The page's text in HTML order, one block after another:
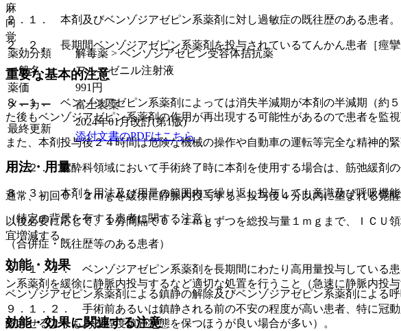
２．１． 本剤及びベンゾジアゼピン系薬剤に対し過敏症の既往歴のある患者。
２．２． 長期間ベンゾジアゼピン系薬剤を投与されているてんかん患者［痙攣
重要な基本的注意
８．１． ベンゾジアゼピン系薬剤によっては消失半減期が本剤の半減期（約
た後もベンゾジアゼピン系薬剤の作用が再出現する可能性があるので患者を監
また、本剤投与後２４時間は危険な機械の操作や自動車の運転等完全な精神的
８．２． 麻酔科領域において手術終了時に本剤を使用する場合は、筋弛緩剤の
８．３． 本剤を用法及び用量の範囲内で繰り返し投与しても意識及び呼吸機
（特定の背景を有する患者に関する注意）
（合併症・既往歴等のある患者）
９．１．１． ベンゾジアゼピン系薬剤を長期間にわたり高用量投与している
ン系薬剤を緩徐に静脈内投与するなど適切な処置を行うこと（急速に静脈内投
９．１．２． 手術前あるいは鎮静される前の不安の程度が高い患者、特に冠
醒させるよりもある程度鎮静状態を保つほうが良い場合が多い）。
麻
向
覚
薬効分類
解毒薬 > ベンゾジアゼピン受容体拮抗薬
一般名
フルマゼニル注射液
薬価
991 円
メーカー
富士製薬
最終更新
2024年01月改訂(第1版)
添付文書のPDFはこちら
用法・用量
通常、初回０．２ｍｇを緩徐に静脈内投与する。投与後４分以内に望まれる覚
以後必要に応じて、１分間隔で０．１ｍｇずつを総投与量１ｍｇまで、ＩＣ
宜増減する。
効能・効果
ベンゾジアゼピン系薬剤による鎮静の解除及びベンゾジアゼピン系薬剤による呼
効能・効果に関連する注意